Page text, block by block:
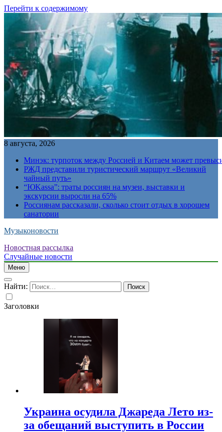
Перейти к содержимому
8 августа, 2026
Минэк: турпоток между Россией и Китаем может
РЖД представили туристический маршрут «Великий
чайный путь»
“ЮKassa”: траты россиян на музеи, выставки и
экскурсии выросли на 65%
Россиянам рассказали, сколько стоит отдых в хорошем
санатории
Музыконовости
Новостная рассылка
Случайные новости
Меню
Найти:
Заголовки
Украина осудила Джареда Лето из-
за обещаний выступить в России